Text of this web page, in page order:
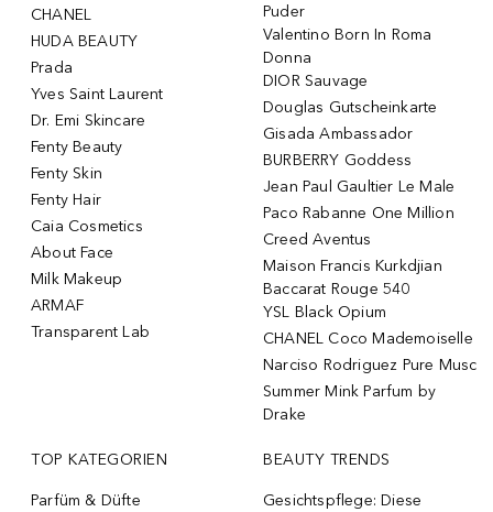
CHANEL
HUDA BEAUTY
Prada
Yves Saint Laurent
Dr. Emi Skincare
Fenty Beauty
Fenty Skin
Fenty Hair
Caia Cosmetics
About Face
Milk Makeup
ARMAF
Transparent Lab
Puder
Valentino Born In Roma
Donna
DIOR Sauvage
Douglas Gutscheinkarte
Gisada Ambassador
BURBERRY Goddess
Jean Paul Gaultier Le Male
Paco Rabanne One Million
Creed Aventus
Maison Francis Kurkdjian
Baccarat Rouge 540
YSL Black Opium
CHANEL Coco Mademoiselle
Narciso Rodriguez Pure Musc
Summer Mink Parfum by
Drake
TOP KATEGORIEN
Parfüm & Düfte
BEAUTY TRENDS
Gesichtspflege: Diese